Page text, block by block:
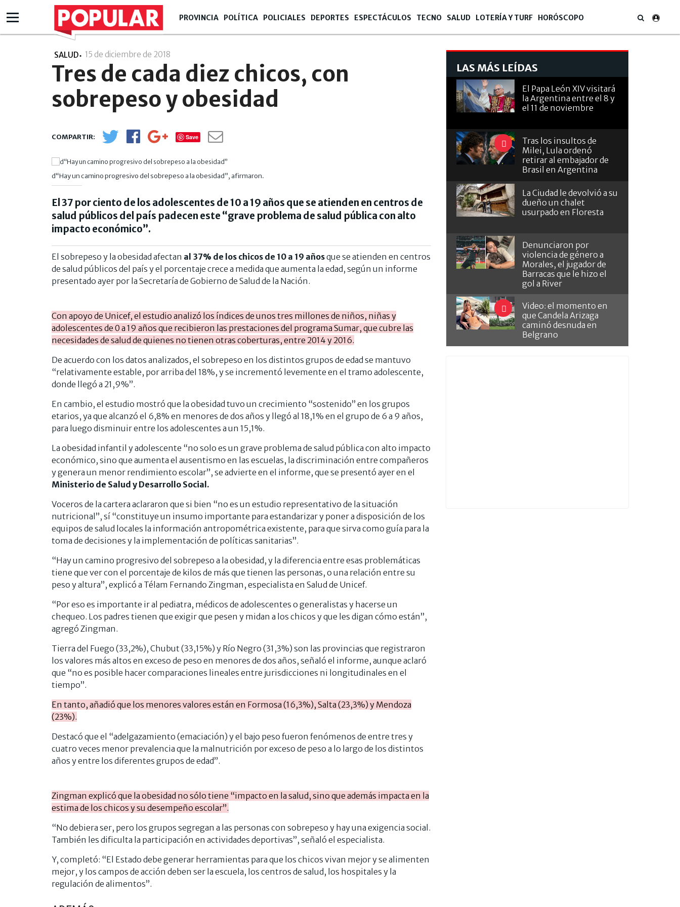
PROVINCIA POLÍTICA POLICIALES DEPORTES ESPECTÁCULOS TECNO SALUD LOTERÍA Y TURF HORÓSCOPO
SALUD 15 de diciembre de 2018
Tres de cada diez chicos, con
sobrepeso y obesidad
Save
d“Hay un camino progresivo del sobrepeso a la obesidad”, afirmaron.
El 37 por ciento de los adolescentes de 10 a 19 años que se atienden en centros de
salud públicos del país padecen este “grave problema de salud pública con alto
impacto económico”.
El sobrepeso y la obesidad afectan al 37% de los chicos de 10 a 19 añosque se atienden en centros
de salud públicos del país y el porcentaje crece a medida que aumenta la edad, según un informe
presentado ayer por la Secretaría de Gobierno de Salud de la Nación.
Con apoyo de Unicef, el estudio analizó los índices de unos tres millones de niños, niñas y
adolescentes de 0 a 19 años que recibieron las prestaciones del programa Sumar, que cubre las
necesidades de salud de quienes no tienen otras coberturas, entre 2014 y 2016.
De acuerdo con los datos analizados, el sobrepeso en los distintos grupos de edad se mantuvo
“relativamente estable, por arriba del 18%, y se incrementó levemente en el tramo adolescente,
donde llegó a 21,9%”.
En cambio, el estudio mostró que la obesidad tuvo un crecimiento “sostenido” en los grupos
etarios, ya que alcanzó el 6,8% en menores de dos años y llegó al 18,1% en el grupo de 6 a 9 años,
para luego disminuir entre los adolescentes a un 15,1%.
La obesidad infantil y adolescente “no solo es un grave problema de salud pública con alto impacto
económico, sino que aumenta el ausentismo en las escuelas, la discriminación entre compañeros
y genera un menor rendimiento escolar”, se advierte en el informe, que se presentó ayer en el
Ministerio de Salud y Desarrollo Social.
Voceros de la cartera aclararon que si bien “no es un estudio representativo de la situación
nutricional”, sí “constituye un insumo importante para estandarizar y poner a disposición de los
equipos de salud locales la información antropométrica existente, para que sirva como guía para la
toma de decisiones y la implementación de políticas sanitarias”.
“Hay un camino progresivo del sobrepeso a la obesidad, y la diferencia entre esas problemáticas
tiene que ver con el porcentaje de kilos de más que tienen las personas, o una relación entre su
peso y altura”, explicó a Télam Fernando Zingman, especialista en Salud de Unicef.
“Por eso es importante ir al pediatra, médicos de adolescentes o generalistas y hacerse un
chequeo. Los padres tienen que exigir que pesen y midan a los chicos y que les digan cómo están”,
agregó Zingman.
Tierra del Fuego (33,2%), Chubut (33,15%) y Río Negro (31,3%) son las provincias que registraron
los valores más altos en exceso de peso en menores de dos años, señaló el informe, aunque aclaró
que “no es posible hacer comparaciones lineales entre jurisdicciones ni longitudinales en el
tiempo”.
En tanto, añadió que los menores valores están en Formosa (16,3%), Salta (23,3%) y Mendoza
(23%).
Destacó que el “adelgazamiento (emaciación) y el bajo peso fueron fenómenos de entre tres y
cuatro veces menor prevalencia que la malnutrición por exceso de peso a lo largo de los distintos
años y entre los diferentes grupos de edad”.
Zingman explicó que la obesidad no sólo tiene “impacto en la salud, sino que además impacta en la
estima de los chicos y su desempeño escolar”.
“No debiera ser, pero los grupos segregan a las personas con sobrepeso y hay una exigencia social.
También les dificulta la participación en actividades deportivas”, señaló el especialista.
Y, completó: “El Estado debe generar herramientas para que los chicos vivan mejor y se alimenten
mejor, y los campos de acción deben ser la escuela, los centros de salud, los hospitales y la
regulación de alimentos”.
LAS MÁS LEÍDAS
El Papa León XIV visitará
la Argentina entre el 8 y
el 11 de noviembre
Tras los insultos de
Milei, Lula ordenó
retirar al embajador de
Brasil en Argentina
La Ciudad le devolvió a su
dueño un chalet
usurpado en Floresta
Denunciaron por
violencia de género a
Morales, el jugador de
Barracas que le hizo el
gol a River
Video: el momento en
que Candela Arizaga
caminó desnuda en
Belgrano